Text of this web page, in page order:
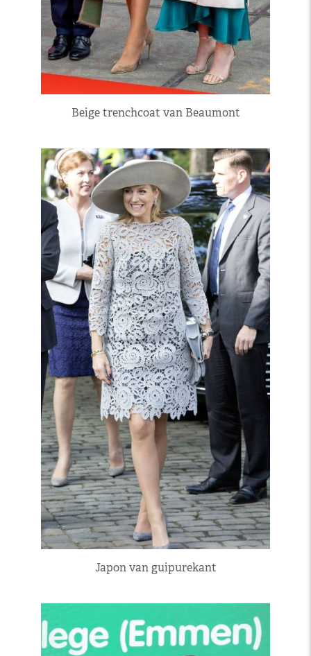
Beige trenchcoat van Beaumont
Japon van guipurekant